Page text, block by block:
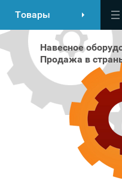
Товары
Навесное
Продажа в